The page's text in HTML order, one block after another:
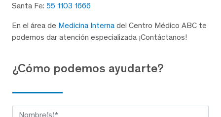
Santa Fe: 55 1103 1666
En el área de Medicina Interna del Centro Médico ABC te
podemos dar atención especializada ¡Contáctanos!
¿Cómo podemos ayudarte?